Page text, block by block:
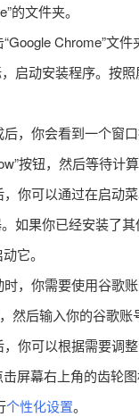
的文件夹。
Chrome”文件
启动安装程序。按
，你会看到一个窗
按钮，然后等待计算
你可以通过在启动
如果你已经安装了
它。
，你需要使用谷歌
然后输入你的谷歌账
你可以根据需要调
屏幕右上角的齿轮
个性化设置。